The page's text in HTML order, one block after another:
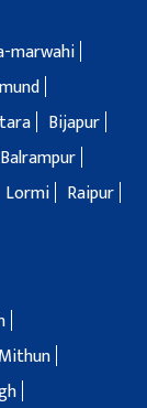
marwahi
Bijapur
Balrampur
Lormi
Raipur